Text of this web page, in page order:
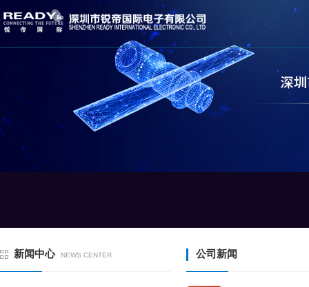
新闻中心 NEWS CENTER 公司新闻